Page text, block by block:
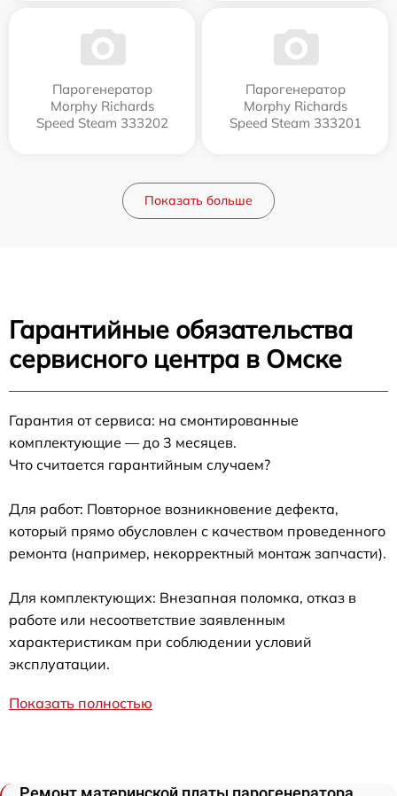
Парогенератор
Morphy Richards
Speed Steam 333202
Парогенератор
Morphy Richards
Speed Steam 333201
Показать больше
Гарантийные обязательства
сервисного центра в Омске
Гарантия от сервиса: на смонтированные
комплектующие — до 3 месяцев.
Что считается гарантийным случаем?
Для работ: Повторное возникновение дефекта,
который прямо обусловлен с качеством проведенного
ремонта (например, некорректный монтаж запчасти).
Для комплектующих: Внезапная поломка, отказ в
работе или несоответствие заявленным
характеристикам при соблюдении условий
эксплуатации.
Показать полностью